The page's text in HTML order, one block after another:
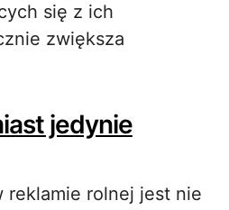
się z ich
zwiększa
jedynie
reklamie rolnej jest nie